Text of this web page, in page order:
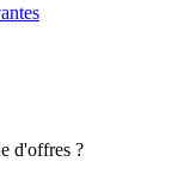
d'offres ?